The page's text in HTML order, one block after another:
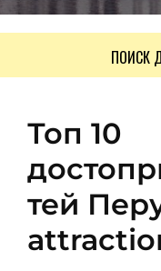
ПОИСК
Топ 10
тей